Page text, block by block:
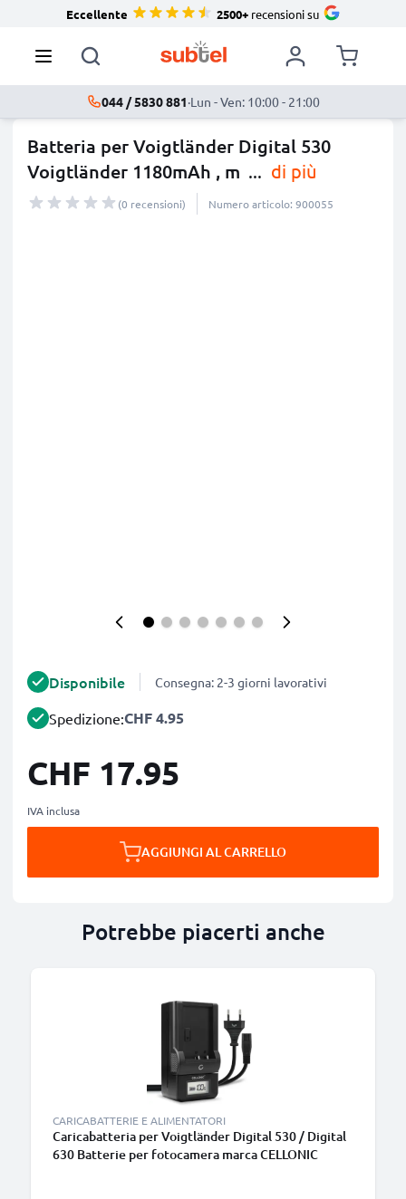
Eccellente 2500+recensioni su
044 / 5830 881·Lun - Ven: 10:00 - 21:00
Batteria per Voigtländer Digital 530
Voigtländer 1180mAh , m ... di più
(0 recensioni) Numero articolo: 900055
Disponibile Consegna: 2-3 giorni lavorativi
Spedizione:CHF 4.95
CHF 17.95
IVA inclusa
AGGIUNGI AL CARRELLO
Potrebbe piacerti anche
CARICABATTERIE E ALIMENTATORI
Caricabatteria per Voigtländer Digital 530 / Digital
630 Batterie per fotocamera marca CELLONIC